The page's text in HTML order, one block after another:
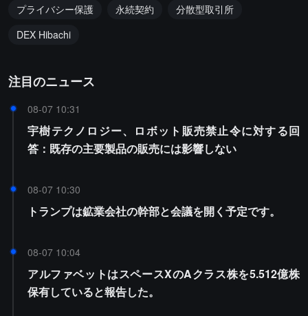
プライバシー保護 永続契約
分散型取引所
DEX Hibachi
注目のニュース
08-07 10:31
宇樹テクノロジー、ロボット販売禁止令に対する回
答：既存の主要製品の販売には影響しない
08-07 10:30
トランプは鉱業会社の幹部と会議を開く予定です。
08-07 10:04
アルファベットはスペースXのAクラス株を5.512億株
保有していると報告した。